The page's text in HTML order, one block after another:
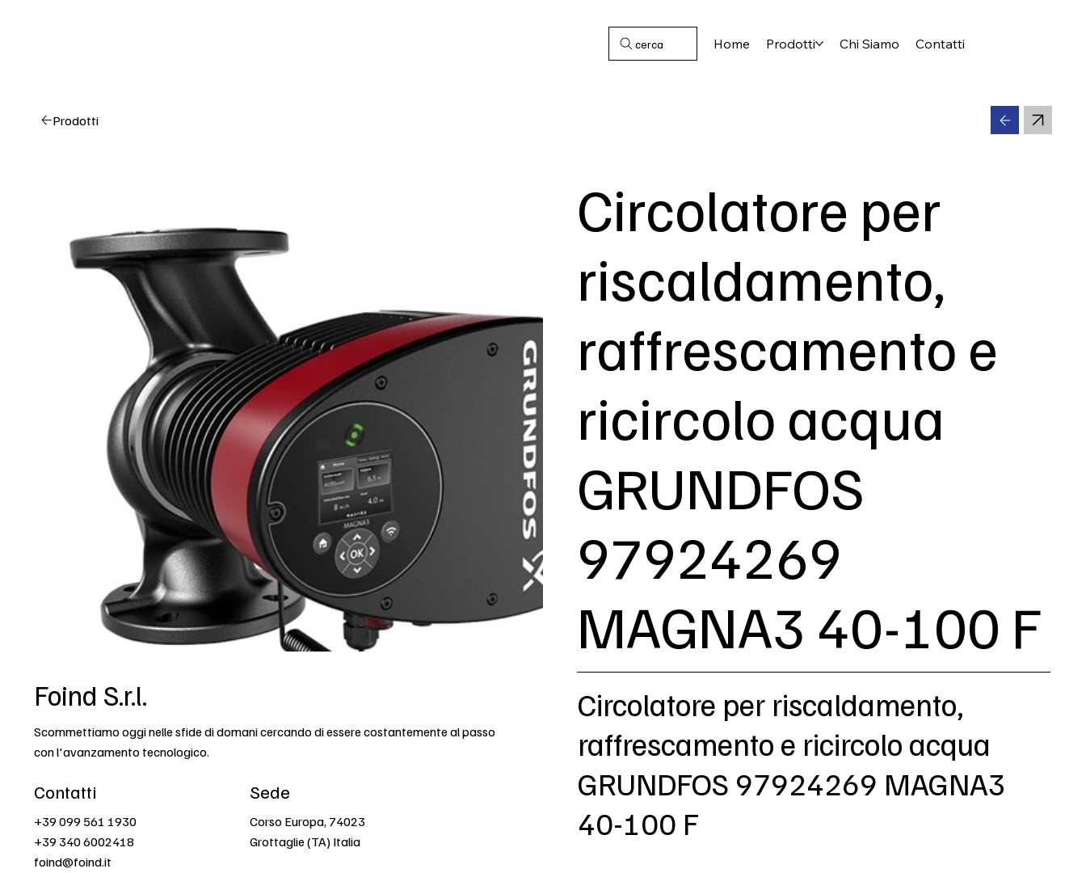
cerca Home Prodotti Chi Siamo Contatti
Prodotti
Foind S.r.l.
Scommettiamo oggi nelle sfide di domani cercando di essere costantemente al passo
con l'avanzamento tecnologico.
Contatti
+39 099 561 1930
+39 340 6002418
foind@foind.it
Sede
Corso Europa, 74023
Grottaglie (TA) Italia
Circolatore per
riscaldamento,
raffrescamento e
ricircolo acqua
GRUNDFOS
97924269
MAGNA3 40-100 F
Circolatore per riscaldamento,
raffrescamento e ricircolo acqua
GRUNDFOS 97924269 MAGNA3
40-100 F